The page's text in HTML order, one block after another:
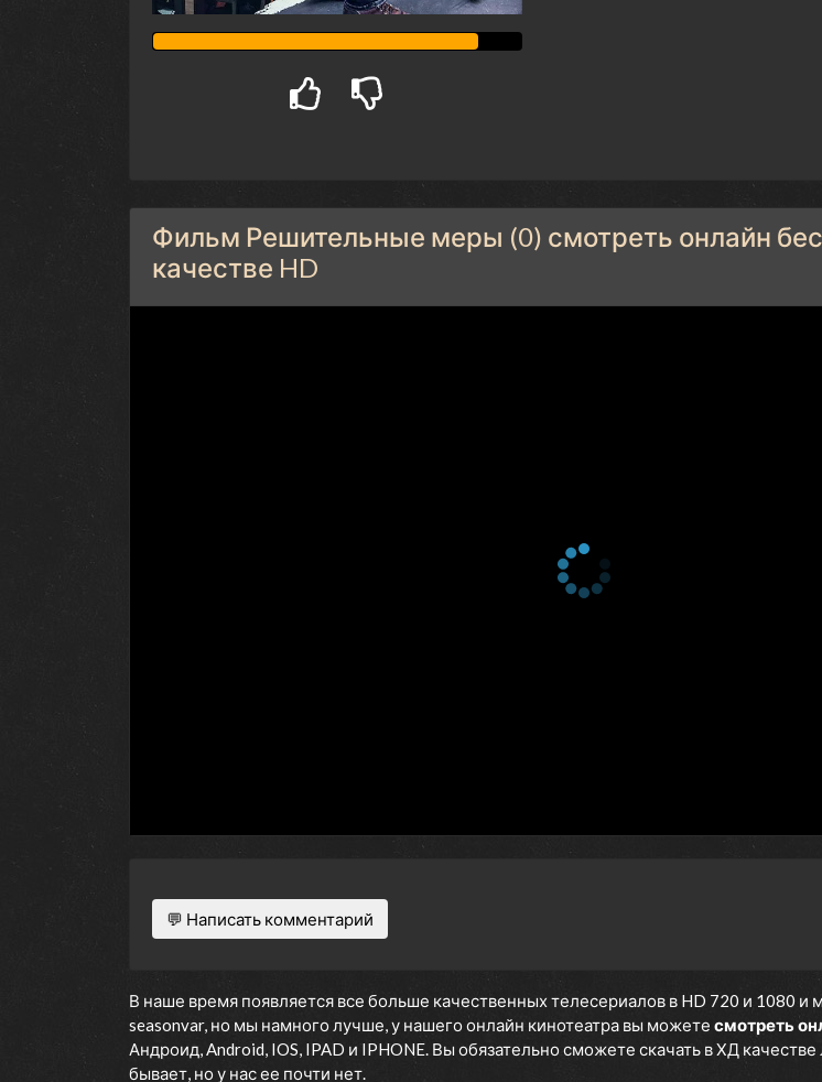
Фильм Решительные меры (0) смотреть онлайн
качестве HD
💬 Написать комментарий
В наше время появляется все больше качественных телесериалов в HD 720 и 1080
seasonvar, но мы намного лучше, у нашего онлайн кинотеатра вы можете смотреть
Андроид, Android, IOS, IPAD и IPHONE. Вы обязательно сможете скачать в ХД
бывает, но у нас ее почти нет.